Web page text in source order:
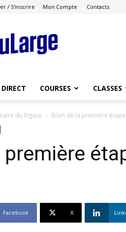
/ S'inscrire Mon Compte Contacts
COURSES CLASSES
du Figaro Bilan de la première étape
première
Facebook X